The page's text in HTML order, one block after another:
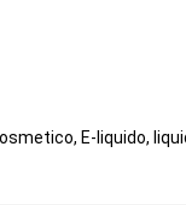
E-liquido,